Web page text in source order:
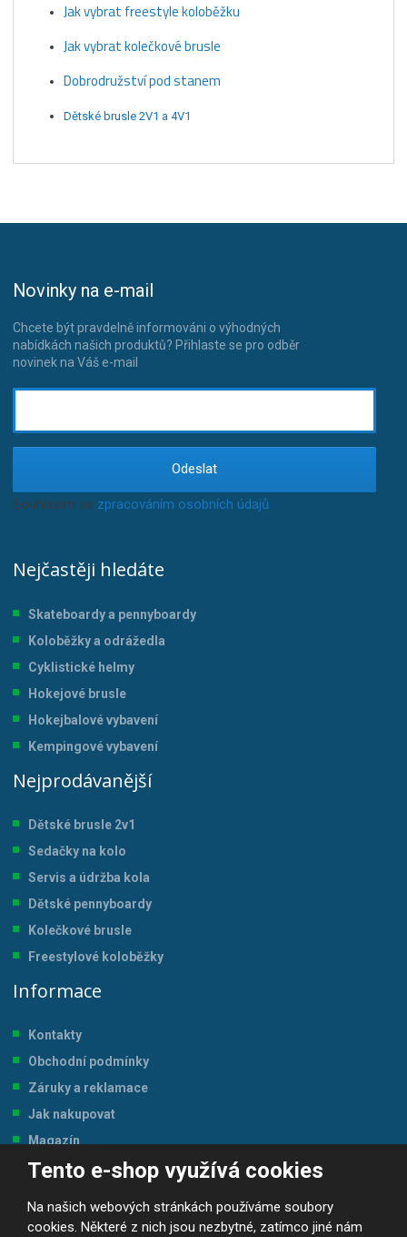
Tento e-shop využívá cookies
Na našich webových stránkách používáme soubory
cookies. Některé z nich jsou nezbytné, zatímco jiné nám
Jak vybrat freestyle koloběžku
Jak vybrat kolečkové brusle
Dobrodružství pod stanem
Dětské brusle 2V1 a 4V1
Novinky na e-mail
Chcete být pravdelně informováni o výhodných
nabídkách našich produktů? Přihlaste se pro odběr
novinek na Váš e-mail
Odeslat
Souhlasím se zpracováním osobních údajů.
Nejčastěji hledáte
Skateboardy a pennyboardy
Koloběžky a odrážedla
Cyklistické helmy
Hokejové brusle
Hokejbalové vybavení
Kempingové vybavení
Nejprodávanější
Dětské brusle 2v1
Sedačky na kolo
Servis a údržba kola
Dětské pennyboardy
Kolečkové brusle
Freestylové koloběžky
Informace
Kontakty
Obchodní podmínky
Záruky a reklamace
Jak nakupovat
Magazín
Tabulka velikostí